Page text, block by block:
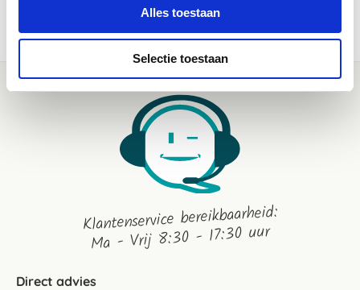
Alles toestaan
Selectie toestaan
WEES DE EERSTE OM EEN REVIEW TE SCHRIJVEN
Klantenservice bereikbaarheid:
Ma - Vrij 8:30 - 17:30 uur
Direct advies